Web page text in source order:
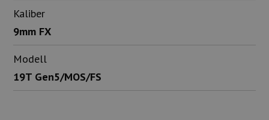
Kaliber
9mm FX
Modell
19T Gen5/MOS/FS